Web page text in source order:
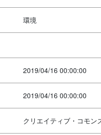
環境
2019/04/16 00:00:00
2019/04/16 00:00:00
クリエイティブ・コモン